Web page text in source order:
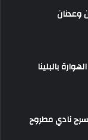
بالبلينا
نادي مطروح